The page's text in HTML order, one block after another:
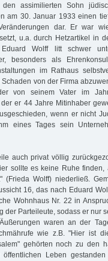
assimilierten Sohn
am 30. Januar 1933 einen
dar. Er war
u.a. durch Hetzartikel in
Eduard Wolff litt schwer
besonders als
im Rathaus
von der Firma
von seinem Vater im
er 44 Jahre Mitinhaber
wenn er nicht
eines Tages sein
auch privat völlig
sollte es keine Ruhe finden,
(Frieda Wolff) niederließ.
16, das nach Eduard
Wohnhaus Nr. 22 in
der Parteileute, sodass er nur
waren an der
wie z.B. "Hier ist
gehörten noch zu den
Leben